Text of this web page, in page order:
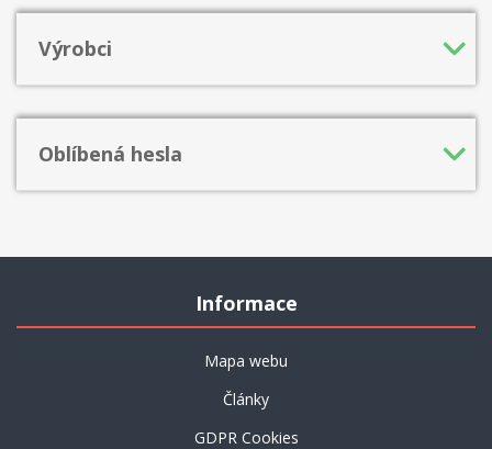
Výrobci
Oblíbená hesla
Informace
Mapa webu
Články
GDPR Cookies